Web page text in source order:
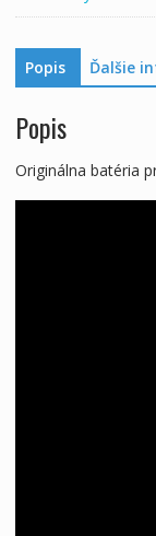
Popis Ďalšie
Popis
Originálna batéria